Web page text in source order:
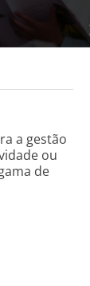
a gestão
ou
de